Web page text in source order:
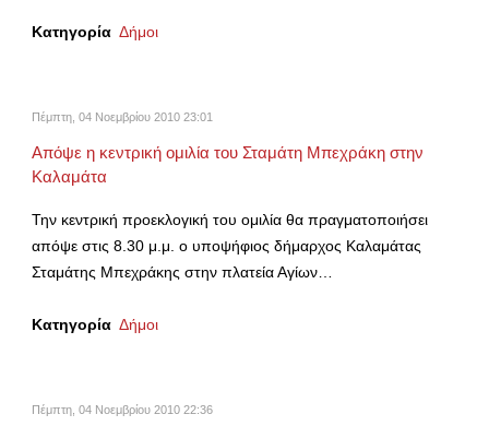
Κατηγορία Δήμοι
Πέμπτη, 04 Νοεμβρίου 2010 23:01
Απόψε η κεντρική ομιλία του Σταμάτη Μπεχράκη στην
Καλαμάτα
Την κεντρική προεκλογική του ομιλία θα πραγματοποιήσει
απόψε στις 8.30 μ.μ. ο υποψήφιος δήμαρχος Καλαμάτας
Σταμάτης Μπεχράκης στην πλατεία Αγίων…
Κατηγορία Δήμοι
Πέμπτη, 04 Νοεμβρίου 2010 22:36